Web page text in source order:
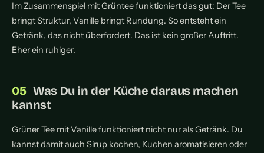
Im Zusammenspiel mit Grüntee funktioniert das gut: Der Tee
bringt Struktur, Vanille bringt Rundung. So entsteht ein
Getränk, das nicht überfordert. Das ist kein großer Auftritt.
Eher ein ruhiger.
Was Du in der Küche daraus machen
kannst
Grüner Tee mit Vanille funktioniert nicht nur als Getränk. Du
kannst damit auch Sirup kochen, Kuchen aromatisieren oder